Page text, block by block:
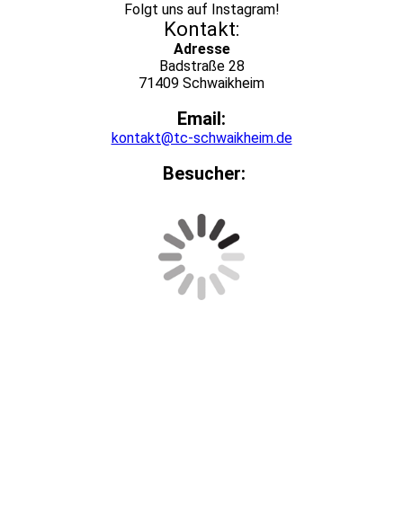
Folgt uns auf Instagram!
Kontakt:
Adresse
Badstraße 28
71409 Schwaikheim
Email:
kontakt@tc-schwaikheim.de
Besucher: